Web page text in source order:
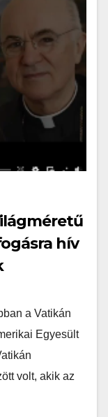
hív
a Vatikán
Egyesült
volt, akik az